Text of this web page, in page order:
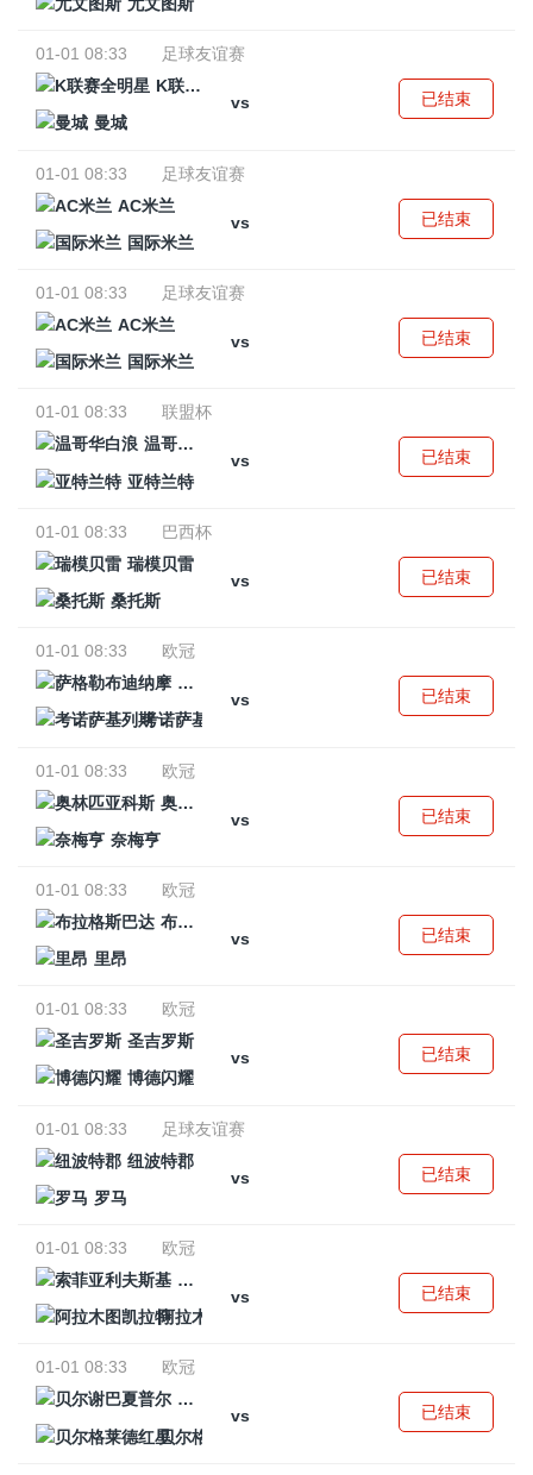
01-01 08:33
足球友谊赛
K联赛全明星
vs
曼城
已结束
01-01 08:33
足球友谊赛
AC米兰
vs
国际米兰
已结束
01-01 08:33
足球友谊赛
AC米兰
vs
国际米兰
已结束
01-01 08:33
联盟杯
温哥华白浪
vs
亚特兰特
已结束
01-01 08:33
巴西杯
瑞模贝雷
vs
桑托斯
已结束
01-01 08:33
欧冠
萨格勒布迪纳摩
vs
考诺萨基列斯
已结束
01-01 08:33
欧冠
奥林匹亚科斯
vs
奈梅亨
已结束
01-01 08:33
欧冠
布拉格斯巴达
vs
里昂
已结束
01-01 08:33
欧冠
圣吉罗斯
vs
博德闪耀
已结束
01-01 08:33
足球友谊赛
纽波特郡
vs
罗马
已结束
01-01 08:33
欧冠
索菲亚利夫斯基
vs
阿拉木图凯拉特
已结束
01-01 08:33
欧冠
贝尔谢巴夏普尔
vs
贝尔格莱德红星
已结束